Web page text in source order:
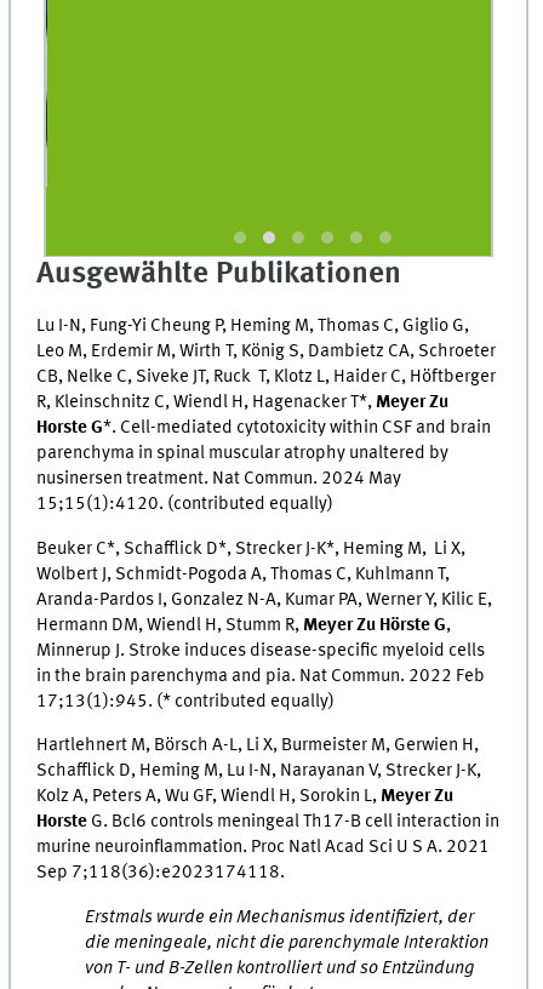
Ausgewählte Publikationen
Lu I-N, Fung-Yi Cheung P, Heming M, Thomas C, Giglio G,
Leo M, Erdemir M, Wirth T, König S, Dambietz CA, Schroeter
CB, Nelke C, Siveke JT, Ruck T, Klotz L, Haider C, Höftberger
R, Kleinschnitz C, Wiendl H, Hagenacker T*,Meyer Zu
Horste G*. Cell-mediated cytotoxicity within CSF and brain
parenchyma in spinal muscular atrophy unaltered by
nusinersen treatment. Nat Commun. 2024 May
15;15(1):4120. (contributed equally)
Beuker C*, Schafflick D*, Strecker J-K*, Heming M, Li X,
Wolbert J, Schmidt-Pogoda A, Thomas C, Kuhlmann T,
Aranda-Pardos I, Gonzalez N-A, Kumar PA, Werner Y, Kilic E,
Hermann DM, Wiendl H, Stumm R,Meyer Zu Hörste G,
Minnerup J. Stroke induces disease-specific myeloid cells
in the brain parenchyma and pia. Nat Commun. 2022 Feb
17;13(1):945. (* contributed equally)
Hartlehnert M, Börsch A-L, Li X, Burmeister M, Gerwien H,
Schafflick D, Heming M, Lu I-N, Narayanan V, Strecker J-K,
Kolz A, Peters A, Wu GF, Wiendl H, Sorokin L,Meyer Zu
Horste G. Bcl6 controls meningeal Th17-B cell interaction in
murine neuroinflammation. Proc Natl Acad Sci U S A. 2021
Sep 7;118(36):e2023174118.
Erstmals wurde ein Mechanismus identifiziert, der
die meningeale, nicht die parenchymale Interaktion
von T- und B-Zellen kontrolliert und so Entzündung